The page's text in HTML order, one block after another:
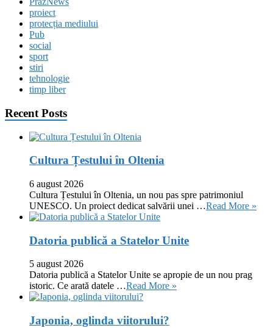
proiect
protecția mediului
Pub
social
sport
stiri
tehnologie
timp liber
Recent Posts
Cultura Țestului în Oltenia
6 august 2026
Cultura Țestului în Oltenia, un nou pas spre patrimoniul
UNESCO. Un proiect dedicat salvării unei …Read More »
Datoria publică a Statelor Unite
5 august 2026
Datoria publică a Statelor Unite se apropie de un nou prag
istoric. Ce arată datele …Read More »
Japonia, oglinda viitorului?